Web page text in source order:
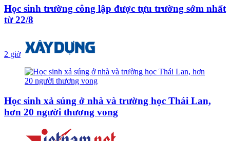
Học sinh trường công lập được tựu trường sớm nhất
từ 22/8
2 giờ
Học sinh xả súng ở nhà và trường học Thái Lan,
hơn 20 người thương vong